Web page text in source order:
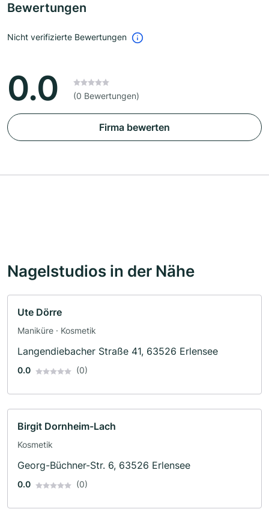
Bewertungen
Nicht verifizierte Bewertungen
0.0 (0 Bewertungen)
Firma bewerten
Nagelstudios in der Nähe
Ute Dörre
Maniküre · Kosmetik
Langendiebacher Straße 41, 63526 Erlensee
0.0 (0)
Birgit Dornheim-Lach
Kosmetik
Georg-Büchner-Str. 6, 63526 Erlensee
0.0 (0)